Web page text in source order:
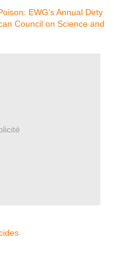
EWG’s Annual Dirty
Council on Science and